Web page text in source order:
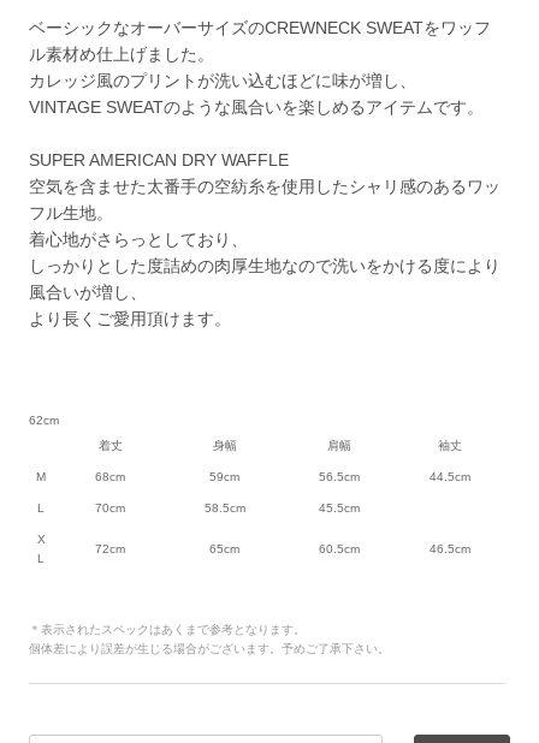
ベーシックなオーバーサイズのCREWNECK SWEATをワッフ
ル素材め仕上げました。
カレッジ風のプリントが洗い込むほどに味が増し、
VINTAGE SWEATのような風合いを楽しめるアイテムです。
SUPER AMERICAN DRY WAFFLE
空気を含ませた太番手の空紡糸を使用したシャリ感のあるワッ
フル生地。
着心地がさらっとしており、
しっかりとした度詰めの肉厚生地なので洗いをかける度により
風合いが増し、
より長くご愛用頂けます。
62cm
着丈
身幅 肩幅 袖丈
M 68cm 59cm 56.5cm 44.5cm
L 70cm 58.5cm 45.5cm
X
L
72cm 65cm 60.5cm 46.5cm
＊表示されたスペックはあくまで参考となります。
個体差により誤差が生じる場合がございます。予めご了承下さい。